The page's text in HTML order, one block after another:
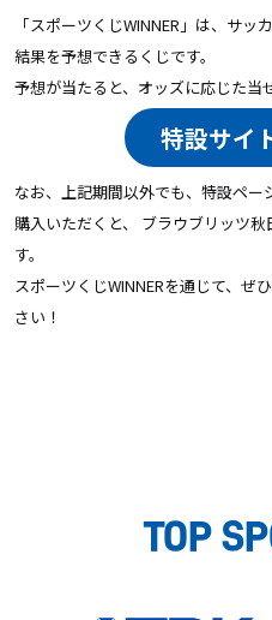
「スポーツくじWINNER」は、サ
結果を予想できるくじです。
予想が当たると、オッズに応じた当
特設サイ
なお、上記期間以外でも、特設ペー
購入いただくと、 ブラウブリッツ
す。
スポーツくじWINNERを通じて、ぜ
さい！
TOP